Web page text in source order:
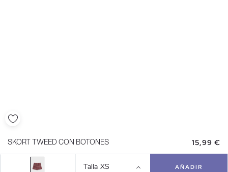
SKORT TWEED CON BOTONES 15,99 €
Talla XS AÑADIR